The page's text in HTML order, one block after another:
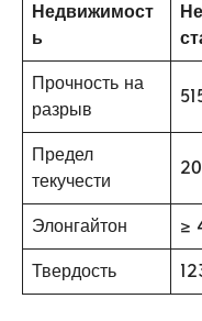
Недвижимост
ь
Прочность на
разрыв
Предел
текучести
Элонгайтон ≥
Твердость